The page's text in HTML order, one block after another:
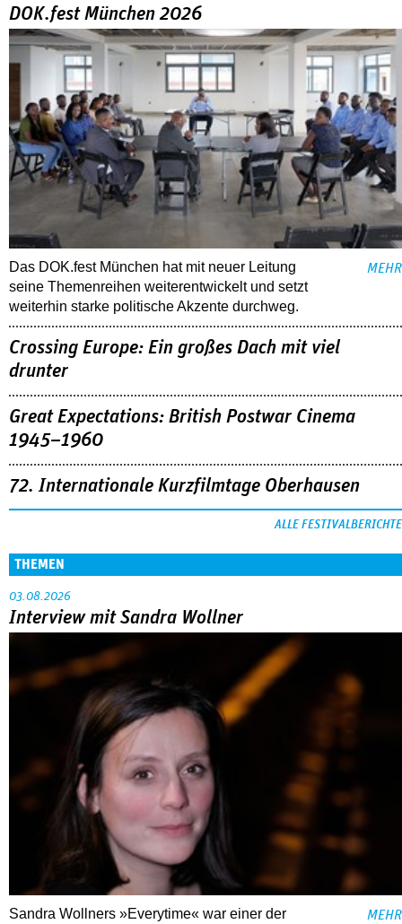
DOK.fest München 2026
Das DOK.fest München hat mit neuer Leitung
seine Themenreihen weiterentwickelt und setzt
weiterhin starke politische Akzente durchweg.
MEHR
Crossing Europe: Ein großes Dach mit viel
drunter
Great Expectations: British Postwar Cinema
1945–1960
72. Internationale Kurzfilmtage Oberhausen
ALLE FESTIVALBERICHTE
THEMEN
03.08.2026
Interview mit Sandra Wollner
Sandra Wollners »Everytime« war einer der
MEHR